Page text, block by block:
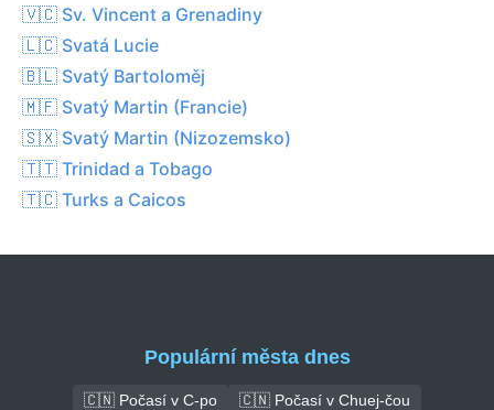
🇻🇨 Sv. Vincent a Grenadiny
🇱🇨 Svatá Lucie
🇧🇱 Svatý Bartoloměj
🇲🇫 Svatý Martin (Francie)
🇸🇽 Svatý Martin (Nizozemsko)
🇹🇹 Trinidad a Tobago
🇹🇨 Turks a Caicos
Populární města dnes
🇨🇳 Počasí v C-po
🇨🇳 Počasí v Chuej-čou